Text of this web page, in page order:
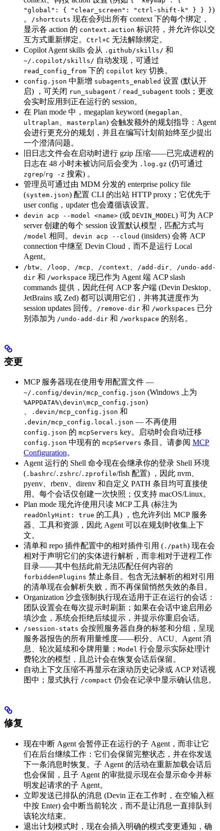
"global": { "clear_screen": "ctrl-shift-k" } } })
。
/shortcuts 现在会列出所有 context 下的每个绑定，
显示各 action 的 context.action 标识符，并允许你以交
互方式重新绑定。 Ctrl+C 无法解除绑定。
Copilot Agent skills 会从 .github/skills/ 和
~/.copilot/skills/ 自动发现，可通过
read_config_from 下的 copilot key 切换。
config.json 中新增 subagents_enabled 设置 (默认开
启) ，可关闭 run_subagent / read_subagent tools；更改
会实时应用到正在运行的 session。
在 Plan mode 中，megaplan keyword (megaplan
ultraplan masterplan) 会触发额外的规划指导：Agent
会进行更充分的规划，并且在编写计划前始终至少提出
一个澄清问题。
旧日志文件会在启动时进行 gzip 压缩——已完成进程的
日志在 48 小时未被访问后会变为 .log.gz (仍可通过
zgrep/rg -z 搜索) 。
管理员可通过由 MDM 分发的 enterprise policy file
(system.json) 配置 CLI 的出站 HTTP proxy；它优先于
user config，updater 也会遵循该设置。
devin acp --model <name> (或 DEVIN_MODEL) 可为 ACP
server 创建的每个 session 设置默认模型，匹配方式与
/model 相同。 devin acp --cloud (insiders) 会将 ACP
connection 中继至 Devin Cloud，而不是运行 Local
Agent。
/btw /loop /mcp /context /add-dir
/undo-add-
dir 和 /workspace 现已作为 Agent 端 ACP slash
commands 提供，因此任何 ACP 客户端 (Devin Desktop、
JetBrains 或 Zed) 都可以调用它们，并将其进度作为
session updates 回传。
/remove-dir 和 /workspaces 已分
别添加为 /undo-add-dir 和 /workspace 的别名。
变更
MCP 服务器现在使用专用配置文件 —
~/.config/devin/mcp_config.json (Windows 上为
%APPDATA%\devin\mcp_config.json)
、
.devin/mcp_config.json 和
.devin/mcp_config.local.json — 不再使用
config.json 的 mcpServers key。启动时会自动迁移
config.json 中现有的 mcpServers 条目。请参阅 MCP
Configuration。
Agent 运行的 Shell 命令现在会继承你的登录 Shell 环境
( .bashrc/ .zshrc/ .zprofile/fish 配置) ，因此 nvm、
pyenv、rbenv、direnv 和自定义 PATH 条目均可直接使
用。每个会话仅创建一次快照；仅支持 macOS/Linux。
Plan mode 现允许使用只读 MCP 工具 (标注为
readOnlyHint: true 的工具) ，也允许列出 MCP 服务
器、工具和资源，因此 Agent 可以在规划时收集上下
文。
清单和 repo 插件配置中的相对插件引用 ( ./path) 现在会
相对于声明它们的实体进行解析，而非相对于进程工作
目录——其中包括此前无法匹配任何内容的
forbiddenPlugins 禁止条目。包含无法解析的相对引用
的清单现在会解析失败，而不再保留悄然失效的条目。
Organization 沙盒强制执行现在适用于正在运行的会话：
团队设置会在每次提示时刷新；如果在会话中途启用必
填沙盒，系统会拒绝后续提示，并提示你重启会话。
/session-stats 会按照服务器自身的标签和分组，呈现
服务器报告的所有用量维度——积分、ACU、Agent 消
息、轮次延续和令牌用量； Model 行会显示实际处理计
费轮次的模型，且总计会在恢复会话后保留。
自动上下文压缩不再显示在滚动历史记录或 ACP 对话视
图中；显式执行 /compact 仍会在记录中显示确认信息。
修复
现在中断 Agent 会暂停正在运行的子 Agent，而非让它
们在后台继续工作：它们会保留完整状态，并在你发送
下一条消息时恢复。子 Agent 的活动在重新加载会话后
也会保留，且子 Agent 的审批提示现在会显示命令并标
明发起请求的子 Agent。
立即发送已排队的消息 (Devin 正在工作时，在空输入框
中按 Enter) 会中断当前轮次，而不是让消息一直排队到
该轮次结束。
退出计划模式时，现在会插入明确的模式变更通知，确